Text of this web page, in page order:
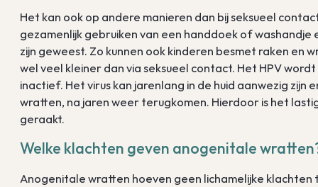
Het kan ook op andere manieren dan bij seksueel
gezamenlijk gebruiken van een handdoek of
zijn geweest. Zo kunnen ook kinderen besmet raken en
wel veel kleiner dan via seksueel contact. Het HPV
inactief. Het virus kan jarenlang in de huid aanwezig
wratten, na jaren weer terugkomen. Hierdoor is het
geraakt.
Welke klachten geven anogenitale
Anogenitale wratten hoeven geen lichamelijke